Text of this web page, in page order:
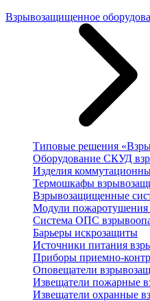
Взрывозащищенное
Типовые решения
Оборудование СКУД
Изделия
Термошкафы
Взрывозащищенные
Модули
Система ОПС
Барьеры искрозащиты
Источники питания
Приборы приемно-
Оповещатели
Извещатели пожарные
Извещатели охранные